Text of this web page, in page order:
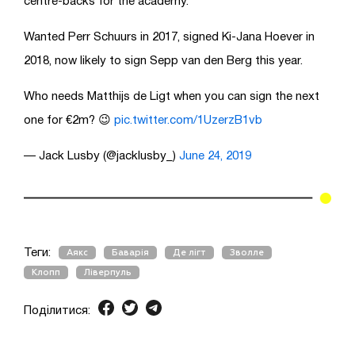
Wanted Perr Schuurs in 2017, signed Ki-Jana Hoever in
2018, now likely to sign Sepp van den Berg this year.
Who needs Matthijs de Ligt when you can sign the next
one for €2m? 😉 pic.twitter.com/1UzerzB1vb
— Jack Lusby (@jacklusby_) June 24, 2019
Теги: Аякс Баварія Де лігт Зволле
Клопп Ліверпуль
Поділитися: